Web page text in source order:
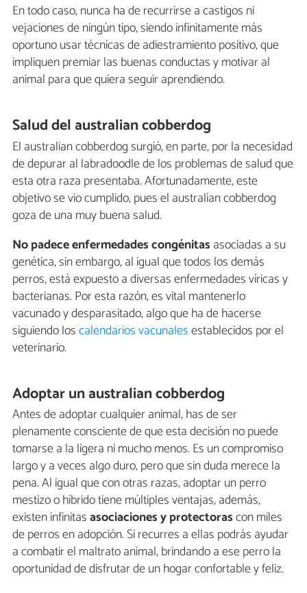
En todo caso, nunca ha de recurrirse a castigos ni
vejaciones de ningún tipo, siendo infinitamente más
oportuno usar técnicas de adiestramiento positivo, que
impliquen premiar las buenas conductas y motivar al
animal para que quiera seguir aprendiendo.
Salud del australian cobberdog
El australian cobberdog surgió, en parte, por la necesidad
de depurar al labradoodle de los problemas de salud que
esta otra raza presentaba. Afortunadamente, este
objetivo se vio cumplido, pues el australian cobberdog
goza de una muy buena salud.
No padece enfermedades congénitas asociadas a su
genética, sin embargo, al igual que todos los demás
perros, está expuesto a diversas enfermedades víricas y
bacterianas. Por esta razón, es vital mantenerlo
vacunado y desparasitado, algo que ha de hacerse
siguiendo loscalendarios vacunalesestablecidos por el
veterinario.
Adoptar un australian cobberdog
Antes de adoptar cualquier animal, has de ser
plenamente consciente de que esta decisión no puede
tomarse a la ligera ni mucho menos. Es un compromiso
largo y a veces algo duro, pero que sin duda merece la
pena. Al igual que con otras razas, adoptar un perro
mestizo o híbrido tiene múltiples ventajas, además,
existen infinitasasociaciones y protectorascon miles
de perros en adopción. Si recurres a ellas podrás ayudar
a combatir el maltrato animal, brindando a ese perro la
oportunidad de disfrutar de un hogar confortable y feliz.